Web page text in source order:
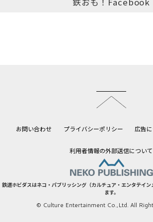
お問い合わせ プライバシーポリシー 広告
利用者情報の外部送信について
鉄道ホビダスはネコ・パブリッシング（カルチュア・エンタテイ
ます。
© Culture Entertainment Co.,Ltd. All